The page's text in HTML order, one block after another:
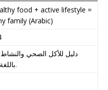
food + active lifestyle =
family (Arabic)
دليل للأكل الصحي والنشاط
باللغة العربية وعائلاتهم.